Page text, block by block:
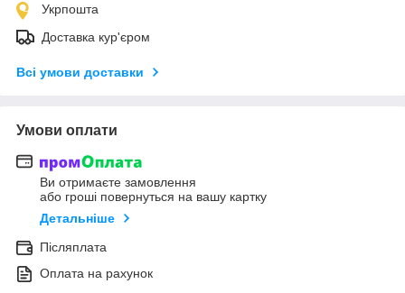
Укрпошта
Доставка кур'єром
Всі умови доставки
Умови оплати
Ви отримаєте замовлення
або гроші повернуться на вашу картку
Детальніше
Післяплата
Оплата на рахунок